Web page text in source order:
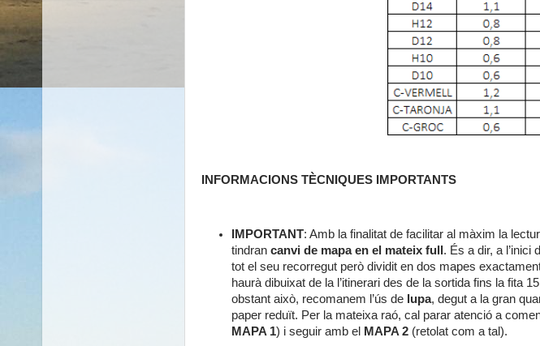
INFORMACIONS TÈCNIQUES IMPORTANTS
IMPORTANT: Amb la finalitat de facilitar al màxim la
tindrancanvi de mapa en el mateix full . És a dir, a l’inici
tot el seu recorregut però dividit en dos mapes
haurà dibuixat de la l’itinerari des de la sortida fins la fita
obstant això, recomanem l’ús de lupa, degut a la gran
paper reduït. Per la mateixa raó, cal parar atenció a
MAPA 1) i seguir amb el MAPA 2 (retolat com a tal).